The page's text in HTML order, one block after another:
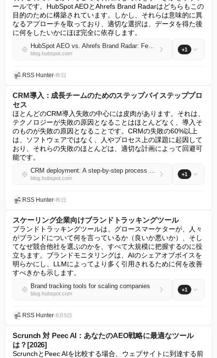
ールです。HubSpot AEOとAhrefs Brand Radarはどちらもこの
目的のために構築されています。しかし、それらは意味的に異
なるアプローチを取っており、適切な選択は、データを得た後
に何をしたいかにほぼ完全に依存します。
HubSpot AEO vs. Ahrefs Brand Radar: Features compared [2026]
blog.hubspot.com
+1
RSS Hunter•昨日
CRM導入：成長チームのためのステップバイステッププロ
セス
ほとんどのCRM導入失敗の中心には皮肉があります。それは、
テクノロジーが失敗の原因となることはほとんどなく、導入そ
のものが失敗の原因となることです。CRMの失敗の60%以上
は、ソフトウェアではなく、人やプロセス上の課題に起因して
おり、それらの失敗のほとんどは、適切な計画によって回避可
能です。
CRM deployment: A step-by-step process for growing teams
blog.hubspot.com
+1
RSS Hunter•昨日
スケーリング企業向けブランドトラッキングツール
ブランドトラッキングツールは、グロースマーケターが、人々
がブランドについて何を言っているか（良いか悪いか）、そし
てなぜ競合他社を選ぶのかを、すべて大規模に把握するのに役
立ちます。ブランドモニタリングは、AIのシェアオブボイスを
明らかにし、LLMによってより多く引用されるために何を改善
すべきかも示します。
Brand tracking tools for scaling companies
blog.hubspot.com
+1
RSS Hunter•8月5日
Scrunch 対 Peec AI：あなたのAEO戦略に最適なツール
は？[2026]
ScrunchとPeec AIを比較する場合、ウェブサイトに到達する前